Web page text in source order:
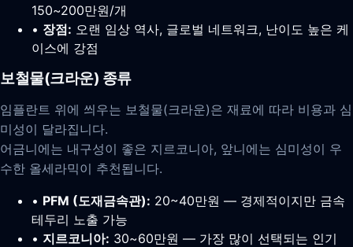
150~200만원/개
• 장점: 오랜 임상 역사, 글로벌 네트워크, 난이도 높은 케
이스에 강점
보철물(크라운) 종류
임플란트 위에 씌우는 보철물(크라운)은 재료에 따라 비용과 심
미성이 달라집니다.
어금니에는 내구성이 좋은 지르코니아, 앞니에는 심미성이 우
수한 올세라믹이 추천됩니다.
• PFM (도재금속관): 20~40만원 — 경제적이지만 금속
테두리 노출 가능
• 지르코니아: 30~60만원 — 가장 많이 선택되는 인기